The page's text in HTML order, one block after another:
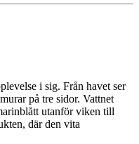
i sig. Från havet ser
på tre sidor. Vattnet
utanför viken till
där den vita